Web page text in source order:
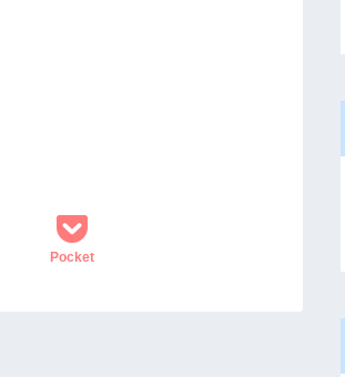
Pocket